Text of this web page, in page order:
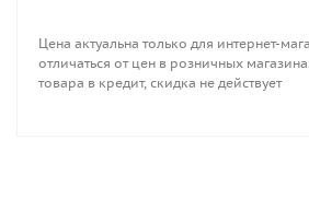
Цена актуальна только для интернет-
отличаться от цен в розничных
товара в кредит, скидка не действует